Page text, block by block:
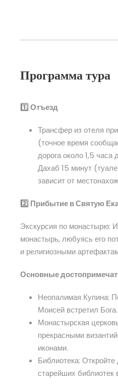
Программа тура
1️⃣ Отъезд
Трансфер из отеля
(точное время
дорога около 1,5 часа
Дахаб 15 минут
зависит от
2️⃣ Прибытие в Святую
Экскурсия по монастырю:
монастырь, любуясь его
и религиозными
Основные
Неопалимая Купина:
Моисей встретил Бога.
Монастырская
прекрасными
иконами.
Библиотека:
старейших